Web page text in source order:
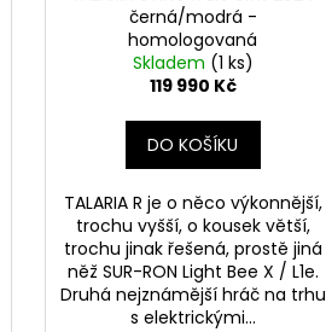
černá/modrá -
homologovaná
Skladem (1 ks)
119 990 Kč
DO KOŠÍKU
TALARIA R je o něco výkonnější,
trochu vyšší, o kousek větší,
trochu jinak řešená, prostě jiná
něž SUR-RON Light Bee X / L1e.
Druhá nejznámější hráč na trhu
s elektrickými...